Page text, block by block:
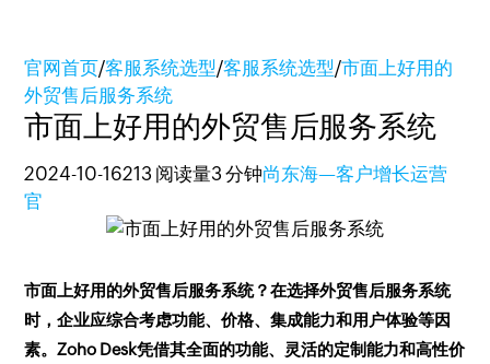
官网首页/客服系统选型/客服系统选型/市面上好用的
外贸售后服务系统
市面上好用的外贸售后服务系统
2024-10-16213 阅读量3 分钟尚东海—客户增长运营
官
市面上好用的外贸售后服务系统？在选择外贸售后服务系统
时，企业应综合考虑功能、价格、集成能力和用户体验等因
素。Zoho Desk凭借其全面的功能、灵活的定制能力和高性价